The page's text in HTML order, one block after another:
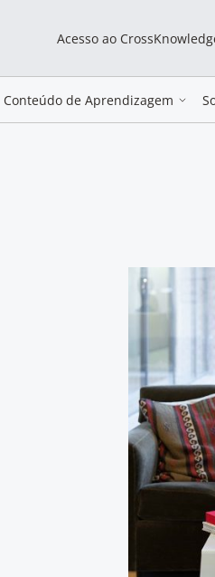
Acesso ao
Conteúdo de Aprendizagem